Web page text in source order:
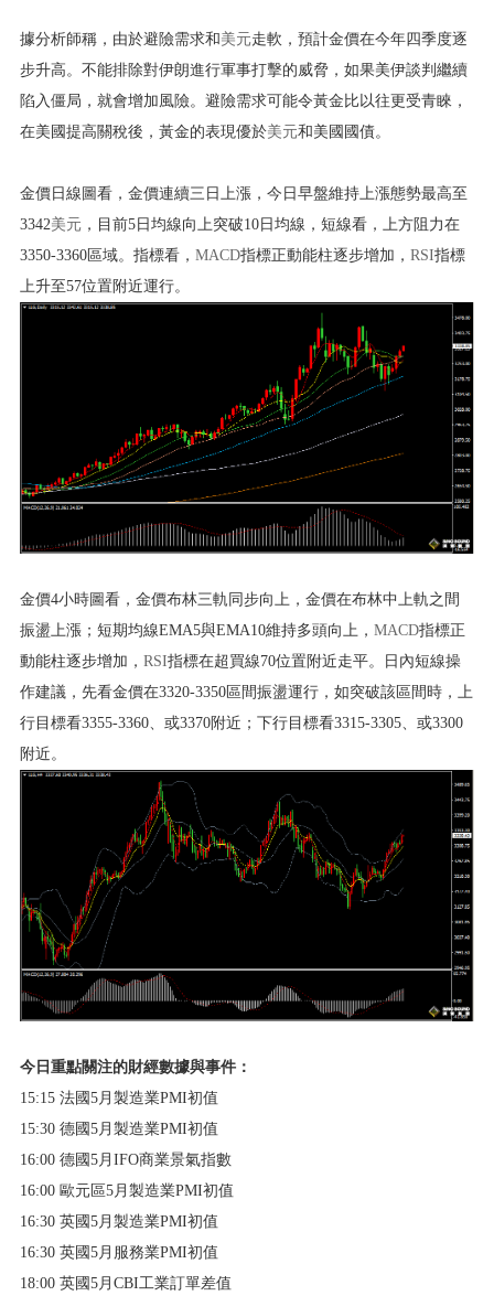
據分析師稱，由於避險需求和 美元走軟，預計金價在今年四季度逐
步升高。不能排除對伊朗進行軍事打擊的威脅，如果美伊談判繼續
陷入僵局，就會增加風險。避險需求可能令黃金比以往更受青睞，
在美國提高關稅後，黃金的表現優於美元和美國國債。
金價日線圖看，金價連續三日上漲，今日早盤維持上漲態勢最高至
3342美元，目前5日均線向上突破10日均線，短線看，上方阻力在
3350-3360區域。指標看， MACD指標正動能柱逐步增加， RSI指標
上升至57位置附近運行。
金價4小時圖看，金價布林三軌同步向上，金價在布林中上軌之間
振盪上漲；短期均線EMA5與EMA10維持多頭向上， MACD指標正
動能柱逐步增加， RSI指標在超買線70位置附近走平。日內短線操
作建議，先看金價在3320-3350區間振盪運行，如突破該區間時，上
行目標看3355-3360、或3370附近；下行目標看3315-3305、或3300
附近。
今日重點關注的財經數據與事件：
15:15 法國5月製造業PMI初值
15:30 德國5月製造業PMI初值
16:00 德國5月IFO商業景氣指數
16:00 歐元區5月製造業PMI初值
16:30 英國5月製造業PMI初值
16:30 英國5月服務業PMI初值
18:00 英國5月CBI工業訂單差值